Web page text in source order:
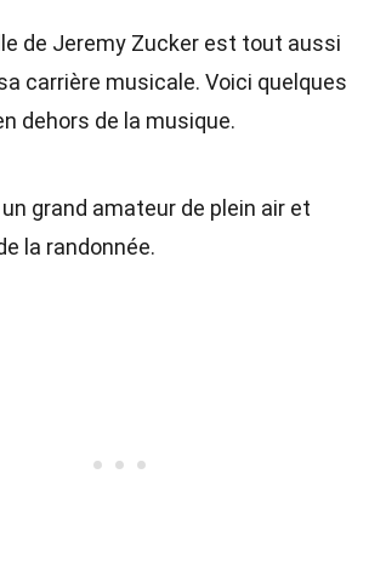
de Jeremy Zucker est tout aussi
carrière musicale. Voici quelques
dehors de la musique.
grand amateur de plein air et
la randonnée.